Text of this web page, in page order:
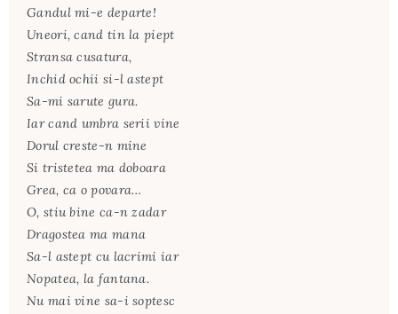
Gandul mi-e departe!
Uneori, cand tin la piept
Stransa cusatura,
Inchid ochii si-l astept
Sa-mi sarute gura.
Iar cand umbra serii vine
Dorul creste-n mine
Si tristetea ma doboara
Grea, ca o povara…
O, stiu bine ca-n zadar
Dragostea ma mana
Sa-l astept cu lacrimi iar
Nopatea, la fantana.
Nu mai vine sa-i soptesc